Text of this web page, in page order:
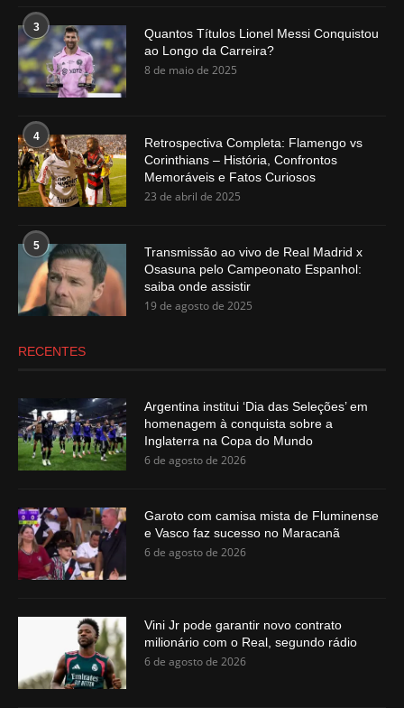
3
Quantos Títulos Lionel Messi Conquistou
ao Longo da Carreira?
8 de maio de 2025
4
Retrospectiva Completa: Flamengo vs
Corinthians – História, Confrontos
Memoráveis e Fatos Curiosos
23 de abril de 2025
5
Transmissão ao vivo de Real Madrid x
Osasuna pelo Campeonato Espanhol:
saiba onde assistir
19 de agosto de 2025
RECENTES
Argentina institui ‘Dia das Seleções’ em
homenagem à conquista sobre a
Inglaterra na Copa do Mundo
6 de agosto de 2026
Garoto com camisa mista de Fluminense
e Vasco faz sucesso no Maracanã
6 de agosto de 2026
Vini Jr pode garantir novo contrato
milionário com o Real, segundo rádio
6 de agosto de 2026